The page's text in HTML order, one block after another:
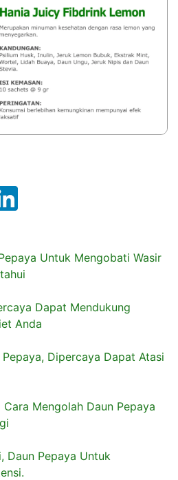
Untuk Mengobati Wasir
Dapat Mendukung
Anda
Dipercaya Dapat Atasi
Mengolah Daun Pepaya
Daun Pepaya Untuk